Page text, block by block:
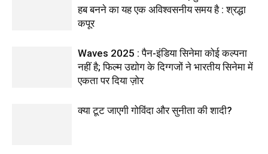
हब बनने का यह एक अविश्वसनीय समय है : श्रद्धा
कपूर
Waves 2025 : पैन-इंडिया सिनेमा कोई कल्पना
नहीं है; फिल्म उद्योग के दिग्गजों ने भारतीय सिनेमा में
एकता पर दिया ज़ोर
क्या टूट जाएगी गोविंदा और सुनीता की शादी?